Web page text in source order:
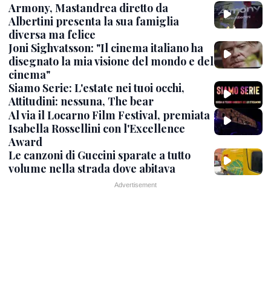
Armony, Mastandrea diretto da
Albertini presenta la sua famiglia
diversa ma felice
Joni Sighvatsson: "Il cinema italiano ha
disegnato la mia visione del mondo e del
cinema"
Siamo Serie: L'estate nei tuoi occhi,
Attitudini: nessuna, The bear
Al via il Locarno Film Festival, premiata
Isabella Rossellini con l'Excellence
Award
Le canzoni di Guccini sparate a tutto
volume nella strada dove abitava